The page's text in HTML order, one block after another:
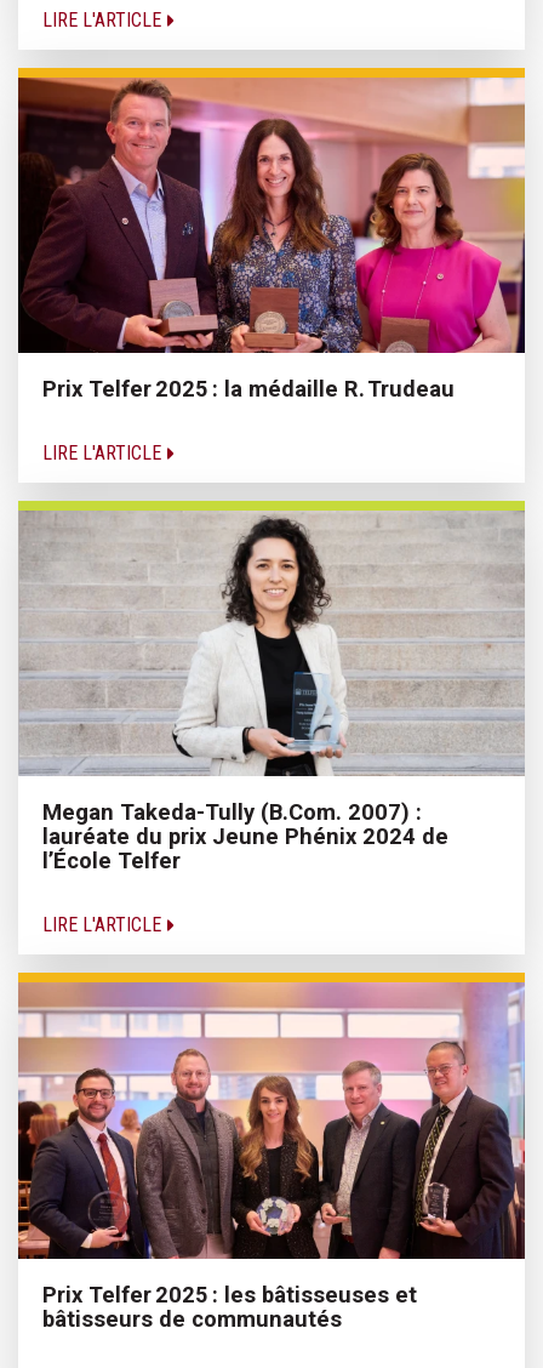
LIRE L'ARTICLE
Prix Telfer 2025 : la médaille R. Trudeau
LIRE L'ARTICLE
Megan Takeda-Tully (B.Com. 2007) :
lauréate du prix Jeune Phénix 2024 de
l’École Telfer
LIRE L'ARTICLE
Prix Telfer 2025 : les bâtisseuses et
bâtisseurs de communautés